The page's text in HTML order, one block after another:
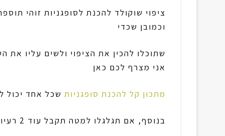
ציפוי שוקולד להכנת לסופגניות זוהי
וכמובן שכדי
שתוכלו להכין את הציפוי ולשים עליו את
אני מצרף לכם כאן
מתכון קל להכנת סופגניות שכל אחד יכול
בנוסף, אם תגלגלו למטה תקבל עוד 2 רעיונות מגניבים ומתוקים לציפוי הסופגניות.